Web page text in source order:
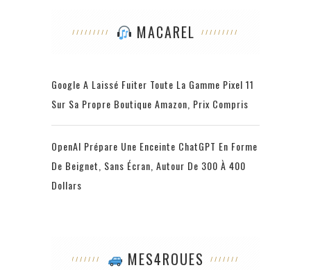
MACAREL
Google A Laissé Fuiter Toute La Gamme Pixel 11
Sur Sa Propre Boutique Amazon, Prix Compris
OpenAI Prépare Une Enceinte ChatGPT En Forme
De Beignet, Sans Écran, Autour De 300 À 400
Dollars
MES4ROUES